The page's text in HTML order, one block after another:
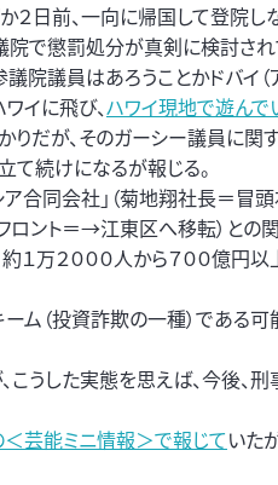
２日前、一向に帰国して登院し
院で懲罰処分が真剣に検討さ
議院議員はあろうことかドバイ
イに飛び、ハワイ現地で遊んで
りだが、そのガーシー議員に関
て続けになるが報じる。
ア合同会社」（菊地翔社長＝冒
ント＝→江東区へ移転）との
１万２０００人から７００億円
ーム（投資詐欺の一種）である
うした実態を思えば、今後、
＜芸能ミニ情報＞で報じていた